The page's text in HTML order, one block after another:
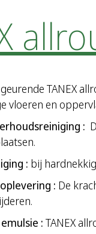
TANEX
vloeren en
:
: bij
: De
: TANEX